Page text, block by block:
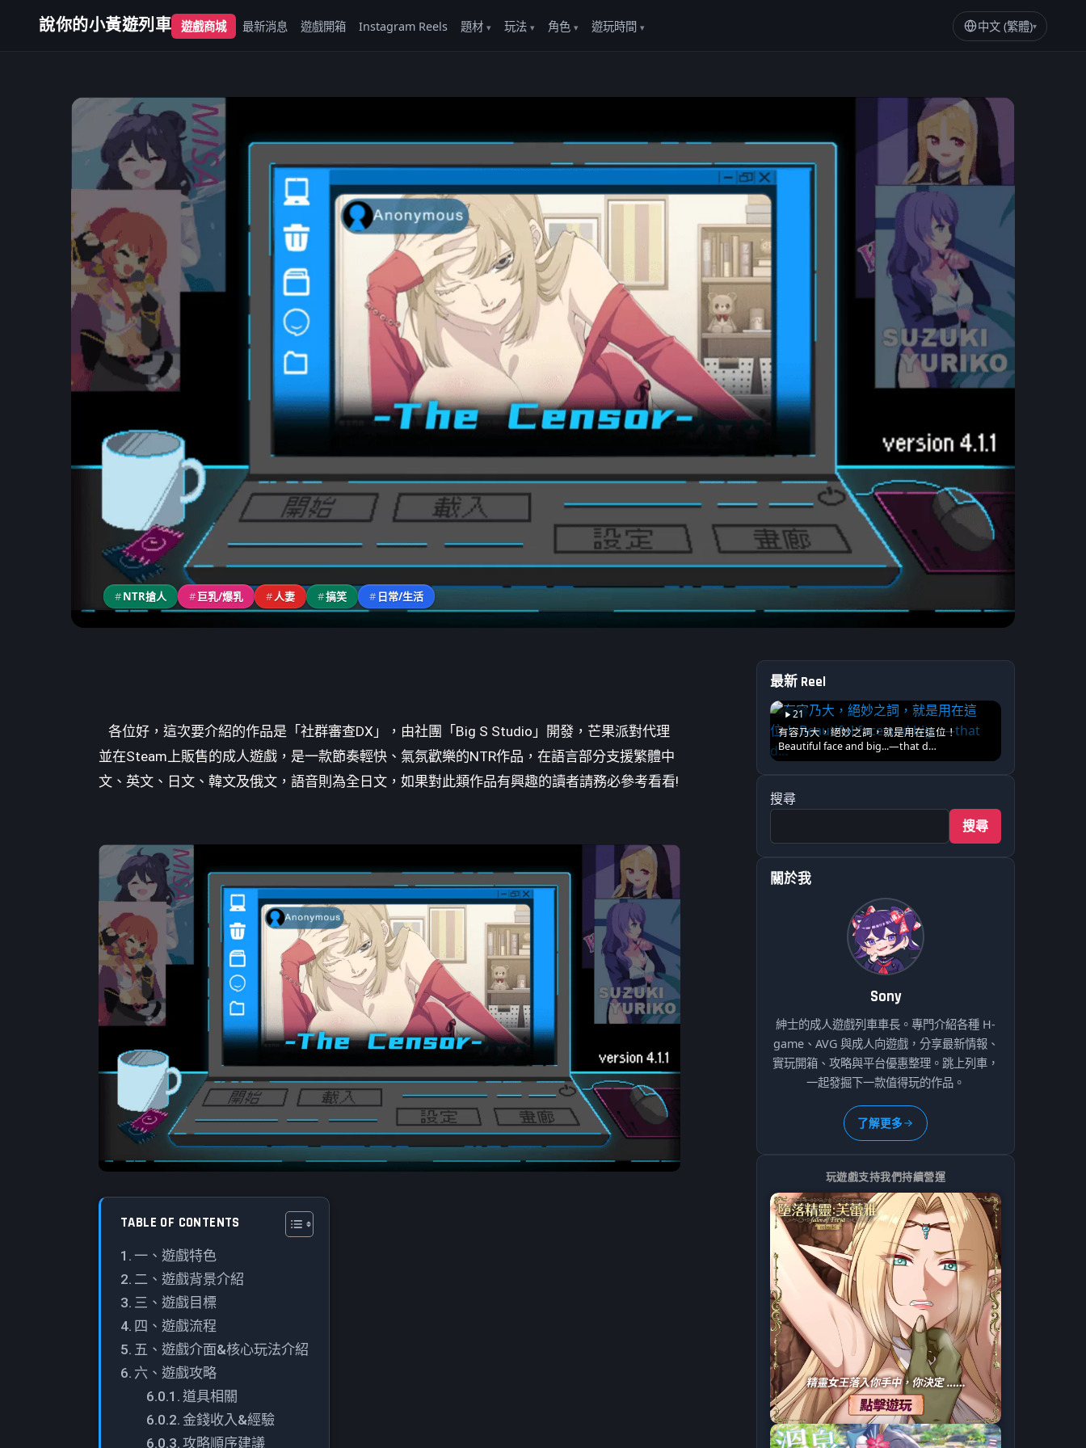
說你的小黃遊列車 遊戲商城 最新消息 遊戲開箱 Instagram Reels 題材 玩法 角色 遊玩時間 中文 (繁體)▾
#NTR搶人 #巨乳/爆乳 #人妻 #搞笑 # 日常/生活
各位好，這次要介紹的作品是「社群審查DX」，由社團「Big S Studio」開發，芒果派對代理
並在Steam上販售的成人遊戲，是一款節奏輕快、氣氛歡樂的NTR作品，在語言部分支援繁體中
文、英文、日文、韓文及俄文，語音則為全日文，如果對此類作品有興趣的讀者請務必參考看看!
TABLE OF CONTENTS
一、遊戲特色
二、遊戲背景介紹
三、遊戲目標
四、遊戲流程
五、遊戲介面&核心玩法介紹
六、遊戲攻略
道具相關
金錢收入&經驗
攻略順序建議
最新 Reel
21
有容乃大，絕妙之詞，就是用在這位！
Beautiful face and big...—that d…
搜尋
搜尋
關於我
Sony
紳士的成人遊戲列車車長。專門介紹各種 H-
game、AVG 與成人向遊戲，分享最新情報、
實玩開箱、攻略與平台優惠整理。跳上列車，
一起發掘下一款值得玩的作品。
了解更多
玩遊戲支持我們持續營運